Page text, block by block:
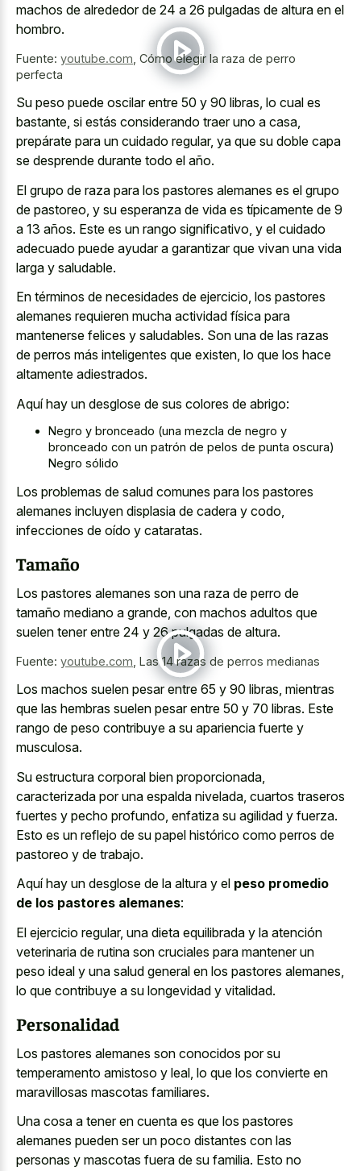
machos de alrededor de 24 a 26 pulgadas de altura en el
hombro.
Fuente: youtube.com Cómo elegir la raza de perro
perfecta
Su peso puede oscilar entre 50 y 90 libras, lo cual es
bastante, si estás considerando traer uno a casa,
prepárate para un cuidado regular, ya que su doble capa
se desprende durante todo el año.
El grupo de raza para los pastores alemanes es el grupo
de pastoreo, y su esperanza de vida es típicamente de 9
a 13 años. Este es un rango significativo, y el cuidado
adecuado puede ayudar a garantizar que vivan una vida
larga y saludable.
En términos de necesidades de ejercicio, los pastores
alemanes requieren mucha actividad física para
mantenerse felices y saludables. Son una de las razas
de perros más inteligentes que existen, lo que los hace
altamente adiestrados.
Aquí hay un desglose de sus colores de abrigo:
Negro y bronceado (una mezcla de negro y
bronceado con un patrón de pelos de punta oscura)
Negro sólido
Los problemas de salud comunes para los pastores
alemanes incluyen displasia de cadera y codo,
infecciones de oído y cataratas.
Tamaño
Los pastores alemanes son una raza de perro de
tamaño mediano a grande, con machos adultos que
suelen tener entre 24 y 26 pulgadas de altura.
Fuente: youtube.com Las 14 razas de perros medianas
Los machos suelen pesar entre 65 y 90 libras, mientras
que las hembras suelen pesar entre 50 y 70 libras. Este
rango de peso contribuye a su apariencia fuerte y
musculosa.
Su estructura corporal bien proporcionada,
caracterizada por una espalda nivelada, cuartos traseros
fuertes y pecho profundo, enfatiza su agilidad y fuerza.
Esto es un reflejo de su papel histórico como perros de
pastoreo y de trabajo.
Aquí hay un desglose de la altura y el peso promedio
de los pastores alemanes:
El ejercicio regular, una dieta equilibrada y la atención
veterinaria de rutina son cruciales para mantener un
peso ideal y una salud general en los pastores alemanes,
lo que contribuye a su longevidad y vitalidad.
Personalidad
Los pastores alemanes son conocidos por su
temperamento amistoso y leal, lo que los convierte en
maravillosas mascotas familiares.
Una cosa a tener en cuenta es que los pastores
alemanes pueden ser un poco distantes con las
personas y mascotas fuera de su familia. Esto no